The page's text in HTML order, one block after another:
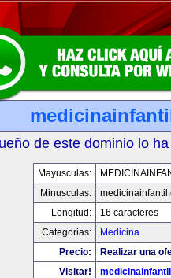
de este dominio lo
Mayusculas:
Minusculas:
Longitud:
16 caracteres
Categorias:
Medicina
Precio:
Realizar una
Visitar!